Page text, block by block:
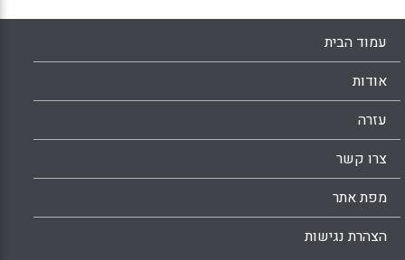
עמוד הבית
אודות
עזרה
צרו קשר
מפת אתר
הצהרת נגישות